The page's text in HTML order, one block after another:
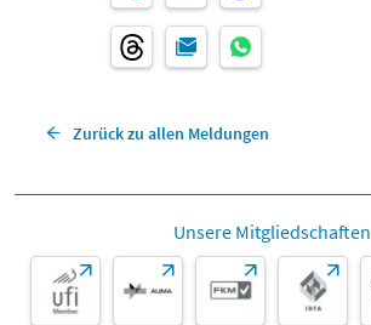
Zurück zu allen Meldungen
Unsere Mitgliedschaften